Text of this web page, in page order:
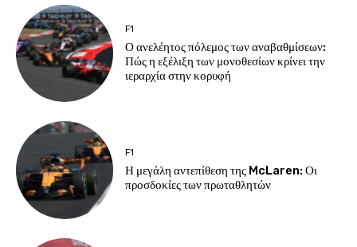
F1
Ο ανελέητος πόλεμος των αναβαθμίσεων:
Πώς η εξέλιξη των μονοθεσίων κρίνει την
ιεραρχία στην κορυφή
F1
Η μεγάλη αντεπίθεση της McLaren: Οι
προσδοκίες των πρωταθλητών